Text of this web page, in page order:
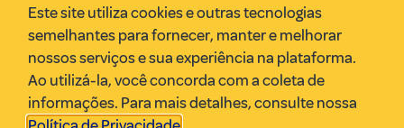
VR Assessoria
Parcerias
Envie uma pauta
Anuncie
Este site utiliza cookies e outras tecnologias
semelhantes para fornecer, manter e melhorar
nossos serviços e sua experiência na plataforma.
Ao utilizá-la, você concorda com a coleta de
informações. Para mais detalhes, consulte nossa